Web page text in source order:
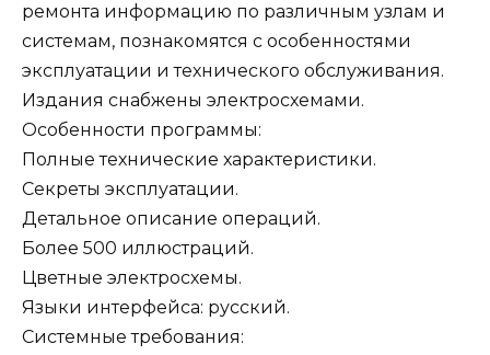
ремонта информацию по различным узлам и
системам, познакомятся с особенностями
эксплуатации и технического обслуживания.
Издания снабжены электросхемами.
Особенности программы:
Полные технические характеристики.
Секреты эксплуатации.
Детальное описание операций.
Более 500 иллюстраций.
Цветные электросхемы.
Языки интерфейса: русский.
Системные требования: